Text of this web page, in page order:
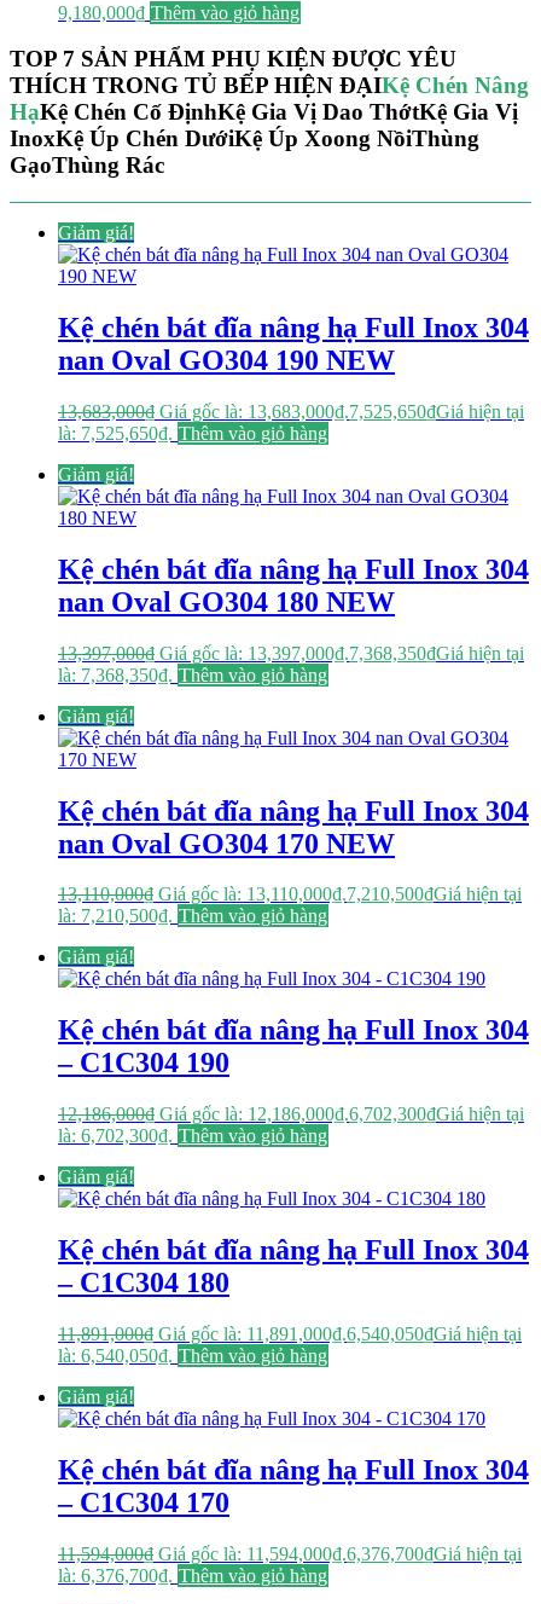
9,180,000₫ Thêm vào giỏ hàng
TOP 7 SẢN PHẨM PHỤ KIỆN ĐƯỢC YÊU
THÍCH TRONG TỦ BẾP HIỆN ĐẠIKệ Chén Nâng
HạKệ Chén Cố ĐịnhKệ Gia Vị Dao ThớtKệ Gia Vị
InoxKệ Úp Chén DướiKệ Úp Xoong NồiThùng
GạoThùng Rác
Giảm giá!
Kệ chén bát đĩa nâng hạ Full Inox 304
nan Oval GO304 190 NEW
13,683,000₫ Giá gốc là: 13,683,000₫.7,525,650₫Giá hiện tại
là: 7,525,650₫. Thêm vào giỏ hàng
Giảm giá!
Kệ chén bát đĩa nâng hạ Full Inox 304
nan Oval GO304 180 NEW
13,397,000₫ Giá gốc là: 13,397,000₫.7,368,350₫Giá hiện tại
là: 7,368,350₫. Thêm vào giỏ hàng
Giảm giá!
Kệ chén bát đĩa nâng hạ Full Inox 304
nan Oval GO304 170 NEW
13,110,000₫ Giá gốc là: 13,110,000₫.7,210,500₫Giá hiện tại
là: 7,210,500₫. Thêm vào giỏ hàng
Giảm giá!
Kệ chén bát đĩa nâng hạ Full Inox 304
– C1C304 190
12,186,000₫ Giá gốc là: 12,186,000₫.6,702,300₫Giá hiện tại
là: 6,702,300₫. Thêm vào giỏ hàng
Giảm giá!
Kệ chén bát đĩa nâng hạ Full Inox 304
– C1C304 180
11,891,000₫ Giá gốc là: 11,891,000₫.6,540,050₫Giá hiện tại
là: 6,540,050₫. Thêm vào giỏ hàng
Giảm giá!
Kệ chén bát đĩa nâng hạ Full Inox 304
– C1C304 170
11,594,000₫ Giá gốc là: 11,594,000₫.6,376,700₫Giá hiện tại
là: 6,376,700₫. Thêm vào giỏ hàng